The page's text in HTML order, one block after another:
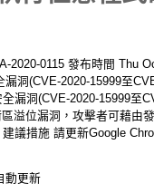
0115 發布時間 Thu
洞(CVE-2020-15999至
洞(CVE-2020-15999至
溢位漏洞，攻擊者可藉由
議措施 請更新Google
動更新